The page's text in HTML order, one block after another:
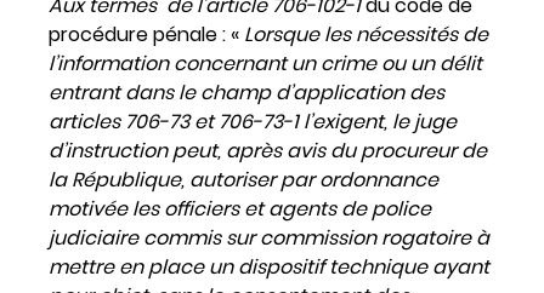
procédure pénale : « Lorsque les nécessités de
l’information concernant un crime ou un délit
entrant dans le champ d’application des
articles 706-73 et 706-73-1 l’exigent, le juge
d’instruction peut, après avis du procureur de
la République, autoriser par ordonnance
motivée les officiers et agents de police
judiciaire commis sur commission rogatoire à
mettre en place un dispositif technique ayant